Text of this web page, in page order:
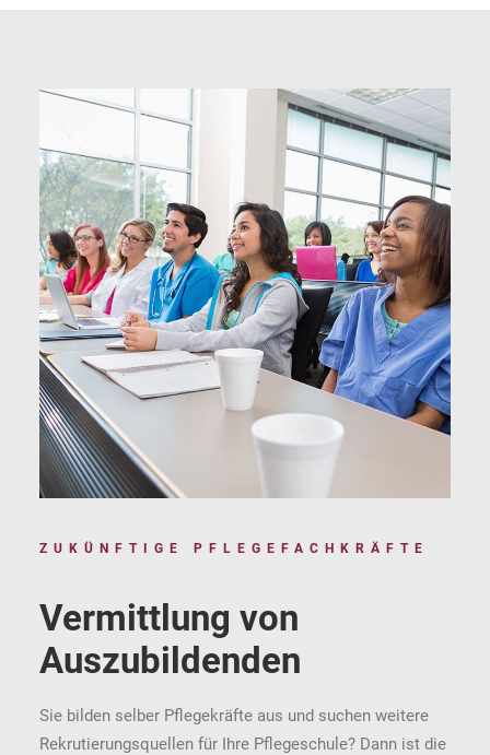
ZUKÜNFTIGE PFLEGEFACHKRÄFTE
Vermittlung von
Auszubildenden
Sie bilden selber Pflegekräfte aus und suchen weitere
Rekrutierungsquellen für Ihre Pflegeschule? Dann ist die